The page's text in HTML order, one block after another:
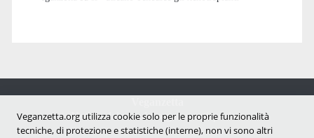
Notizie dal mondo vegan e antispecista
Veganzetta.org utilizza cookie solo per le proprie funzionalità
tecniche, di protezione e statistiche (interne), non vi sono altri